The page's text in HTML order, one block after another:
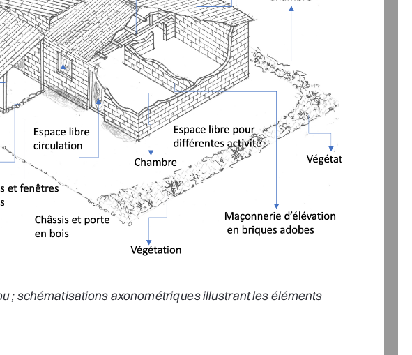
; schématisations axonométriques illustrant les éléments